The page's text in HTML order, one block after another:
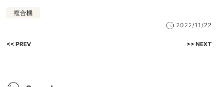
複合機
2022/11/22
<< PREV >> NEXT